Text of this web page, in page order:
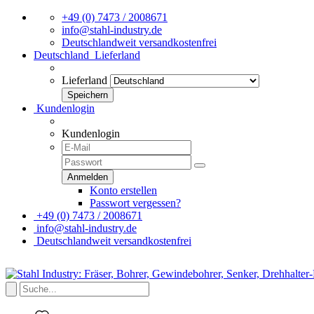
+49 (0) 7473 / 2008671
info@stahl-industry.de
Deutschlandweit versandkostenfrei
Deutschland Lieferland
Lieferland
Kundenlogin
Kundenlogin
Konto erstellen
Passwort vergessen?
+49 (0) 7473 / 2008671
info@stahl-industry.de
Deutschlandweit versandkostenfrei